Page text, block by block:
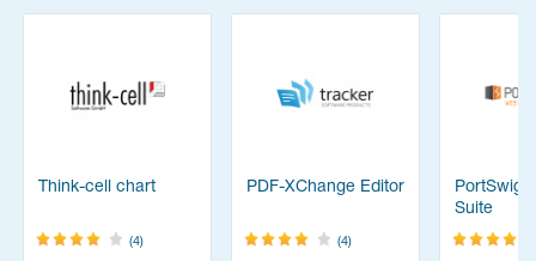
Think-cell chart
(4)
PDF-XChange Editor
(4)
Suite